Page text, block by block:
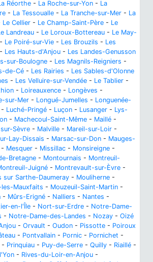
Réorthe - La Roche-sur-Yon - La
- La Tessoualle - La Tranche-sur-Mer - La
Le Cellier - Le Champ-Saint-Père - Le
Landreau - Le Loroux-Bottereau - Le May-
- Le Poiré-sur-Vie - Les Brouzils - Les
- Les Hauts-d'Anjou - Les Landes-Genusson
sur-Boulogne - Les Magnils-Reigniers -
de-Cé - Les Rairies - Les Sables-d'Olonne
- Les Velluire-sur-Vendée - Le Tablier -
- Loireauxence - Longèves -
sur-Mer - Longué-Jumelles - Longuenée-
- Luché-Pringé - Luçon - Lusanger - Lys-
- Machecoul-Saint-Même - Maillé -
Sèvre - Malville - Mareil-sur-Loir -
Lay-Dissais - Marsac-sur-Don - Mauges-
- Mesquer - Missillac - Monsireigne -
Bretagne - Montournais - Montreuil-
Juigné - Montrevault-sur-Èvre -
sur Sarthe-Daumeray - Mouliherne -
Mauxfaits - Mouzeuil-Saint-Martin -
- Mûrs-Erigné - Nalliers - Nantes -
en-l'Île - Nort-sur-Erdre - Notre-Dame-
- Notre-Dame-des-Landes - Nozay - Oizé
- Orvault - Oudon - Pissotte - Poiroux
- Pontvallain - Pornic - Pornichet -
- Prinquiau - Puy-de-Serre - Quilly - Riaillé -
- Rives-du-Loir-en-Anjou -